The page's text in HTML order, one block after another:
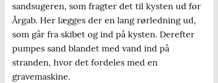
sandsugeren, som fragter det til kysten ud for
Årgab. Her lægges der en lang rørledning ud,
som går fra skibet og ind på kysten. Derefter
pumpes sand blandet med vand ind på
stranden, hvor det fordeles med en
gravemaskine.